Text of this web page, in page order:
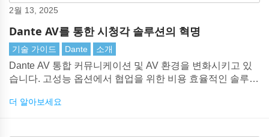
2월 13, 2025
Dante AV를 통한 시청각 솔루션의 혁명
기술 가이드 Dante 소개
Dante AV 통합 커뮤니케이션 및 AV 환경을 변화시키고 있
습니다. 고성능 옵션에서 협업을 위한 비용 효율적인 솔루션
을 재정의합니다. 이 획기적인 기술에 대해 알아야 할 모든
더 알아보세요